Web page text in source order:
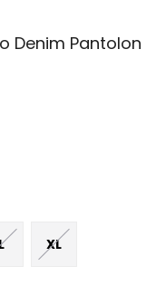
Denim Pantolon
XL